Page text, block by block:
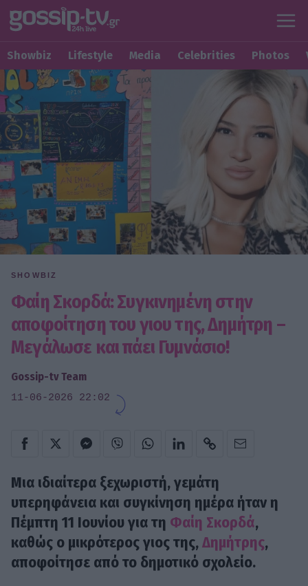
Showbiz Lifestyle Media Celebrities Photos
SHOWBIZ
Φαίη Σκορδά: Συγκινημένη στην
αποφοίτηση του γιου της, Δημήτρη –
Μεγάλωσε και πάει Γυμνάσιο!
Gossip-tv Team
11-06-2026 22:02
Μια ιδιαίτερα ξεχωριστή, γεμάτη
υπερηφάνεια και συγκίνηση ημέρα ήταν η
Πέμπτη 11 Ιουνίου για τη Φαίη Σκορδά,
καθώς ο μικρότερος γιος της,Δημήτρης,
αποφοίτησε από το δημοτικό σχολείο.